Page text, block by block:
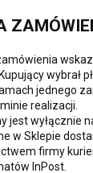
wybrał
jednego
realizacji.
jest wyłącznie
w Sklepie
firmy
InPost.